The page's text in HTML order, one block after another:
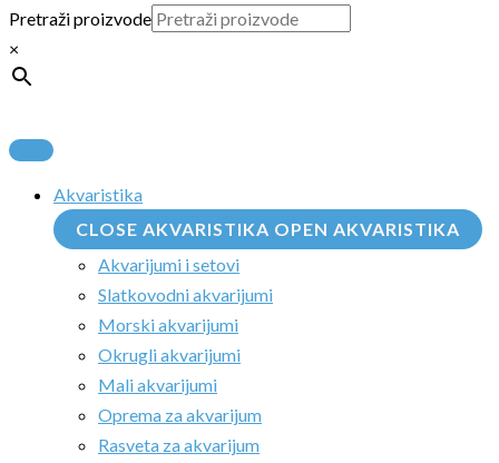
Pretraži proizvode
×
Akvaristika
CLOSE AKVARISTIKA OPEN AKVARISTIKA
Akvarijumi i setovi
Slatkovodni akvarijumi
Morski akvarijumi
Okrugli akvarijumi
Mali akvarijumi
Oprema za akvarijum
Rasveta za akvarijum